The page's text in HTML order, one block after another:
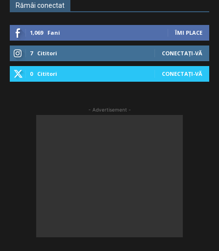
Rămâi conectat
1,069 Fani ÎMI PLACE
7 Cititori CONECTAȚI-VĂ
0 Cititori CONECTAȚI-VĂ
- Advertisement -